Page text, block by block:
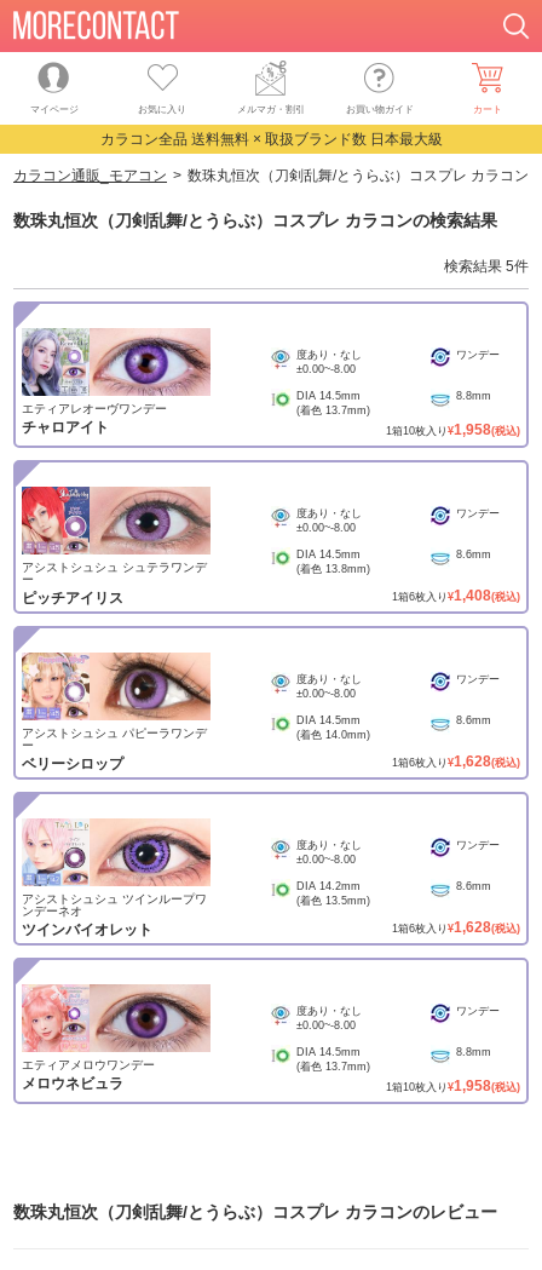
マイページ お気に入り メルマガ・割引 お買い物ガイド カート
カラコン全品 送料無料 × 取扱ブランド数 日本最大級
カラコン通販_モアコン 数珠丸恒次（刀剣乱舞/とうらぶ）コスプレ カラコン
数珠丸恒次（刀剣乱舞/とうらぶ）コスプレ カラコンの検索結果
検索結果 5件
エティアレオーヴワンデー
チャロアイト
度あり・なし
±0.00~-8.00
ワンデー
DIA 14.5mm
(着色 13.7mm)
8.8mm
1箱10枚入り ¥1,958(税込)
アシストシュシュ シュテラワンデ
ー
ピッチアイリス
度あり・なし
±0.00~-8.00
ワンデー
DIA 14.5mm
(着色 13.8mm)
8.6mm
1箱6枚入り ¥1,408(税込)
アシストシュシュ パピーラワンデ
ー
ベリーシロップ
度あり・なし
±0.00~-8.00
ワンデー
DIA 14.5mm
(着色 14.0mm)
8.6mm
1箱6枚入り ¥1,628(税込)
アシストシュシュ ツインループワ
ンデーネオ
ツインバイオレット
度あり・なし
±0.00~-8.00
ワンデー
DIA 14.2mm
(着色 13.5mm)
8.6mm
1箱6枚入り ¥1,628(税込)
エティアメロウワンデー
メロウネビュラ
度あり・なし
±0.00~-8.00
ワンデー
DIA 14.5mm
(着色 13.7mm)
8.8mm
1箱10枚入り ¥1,958(税込)
数珠丸恒次（刀剣乱舞/とうらぶ）コスプレ カラコンのレビュー